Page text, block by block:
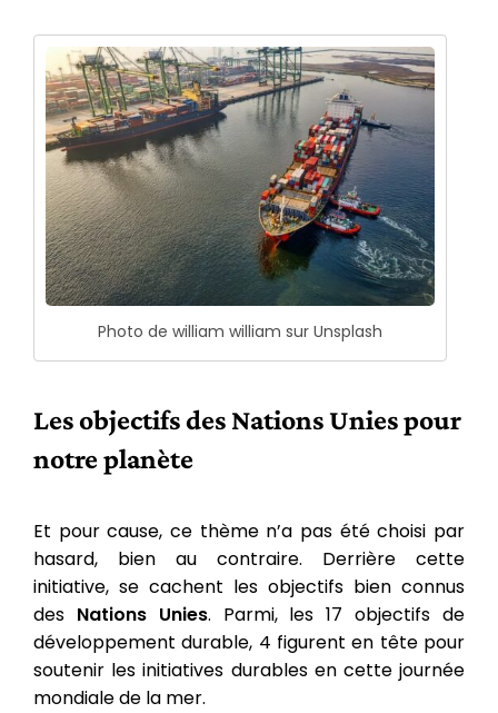
Photo de william william sur Unsplash
Les objectifs des Nations Unies pour
notre planète
Et pour cause, ce thème n’a pas été choisi par
hasard, bien au contraire. Derrière cette
initiative, se cachent les objectifs bien connus
des Nations Unies. Parmi, les 17 objectifs de
développement durable, 4 figurent en tête pour
soutenir les initiatives durables en cette journée
mondiale de la mer.